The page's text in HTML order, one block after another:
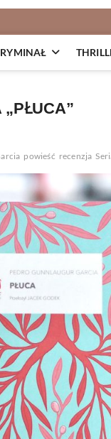
powieść recenzja